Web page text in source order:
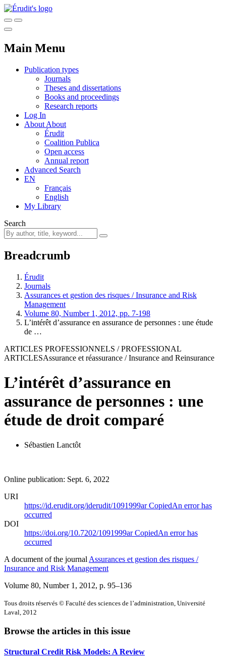
Main Menu
Publication types
Journals
Theses and dissertations
Books and proceedings
Research reports
Log In
About About
Érudit
Coalition Publica
Open access
Annual report
Advanced Search
EN
Français
English
My Library
Search
Breadcrumb
Érudit
Journals
Assurances et gestion des risques / Insurance and Risk
Management
Volume 80, Number 1, 2012, pp. 7-198
L’intérêt d’assurance en assurance de personnes : une étude
de …
ARTICLES PROFESSIONNELS / PROFESSIONAL
ARTICLESAssurance et réassurance / Insurance and Reinsurance
L’intérêt d’assurance en
assurance de personnes : une
étude de droit comparé
Sébastien Lanctôt
Online publication: Sept. 6, 2022
URI
https://id.erudit.org/iderudit/1091999arCopiedAn error has
occurred
DOI
https://doi.org/10.7202/1091999arCopiedAn error has
occurred
A document of the journal Assurances et gestion des risques /
Insurance and Risk Management
Volume 80, Number 1, 2012, p. 95–136
Tous droits réservés © Faculté des sciences de l’administration, Université
Laval, 2012
Browse the articles in this issue
Structural Credit Risk Models: A Review